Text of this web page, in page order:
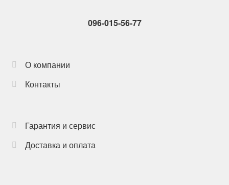
096-015-56-77
О компании
Контакты
Гарантия и сервис
Доставка и оплата